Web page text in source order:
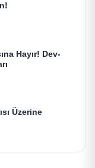
Hayır! Dev-
Üzerine